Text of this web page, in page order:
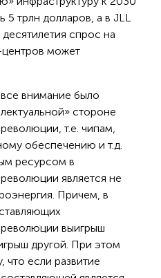
5 трлн долларов, а в JLL
спрос на
может
внимание было
стороне
т.е. чипам,
обеспечению и т.д.
ресурсом в
является не
Причем, в
революции выигрыш
другой. При этом
что если развитие